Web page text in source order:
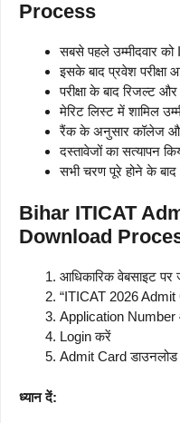
Process
सबसे पहले उम्मीदवार
इसके बाद प्रवेश परीक्षा
परीक्षा के बाद रिजल्ट और
मेरिट लिस्ट में शामिल
रैंक के अनुसार कॉलेज
दस्तावेजों का सत्यापन
सभी चरण पूरे होने के बाद
Bihar ITICAT
Download
आधिकारिक वेबसाइट पर
“ITICAT 2026
Application
Login करें
Admit Card डाउनलोड
ध्यान दें: